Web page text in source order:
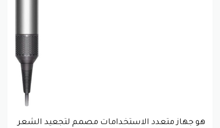
هو جهاز متعدد الاستخدامات مصمم لتجعيد الشعر